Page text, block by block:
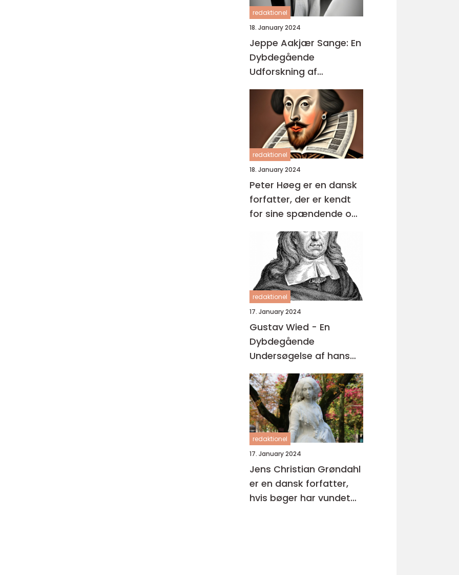
redaktionel
18. January 2024
Jeppe Aakjær Sange: En
Dybdegående
Udforskning af
Enestående Kunst og
Musik
redaktionel
18. January 2024
Peter Høeg er en dansk
forfatter, der er kendt
for sine spændende og
komplekse romaner
redaktionel
17. January 2024
Gustav Wied - En
Dybdegående
Undersøgelse af hans
Litterære Arv
redaktionel
17. January 2024
Jens Christian Grøndahl
er en dansk forfatter,
hvis bøger har vundet